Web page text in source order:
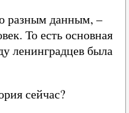
разным данным, –
То есть основная
ленинградцев была
сейчас?